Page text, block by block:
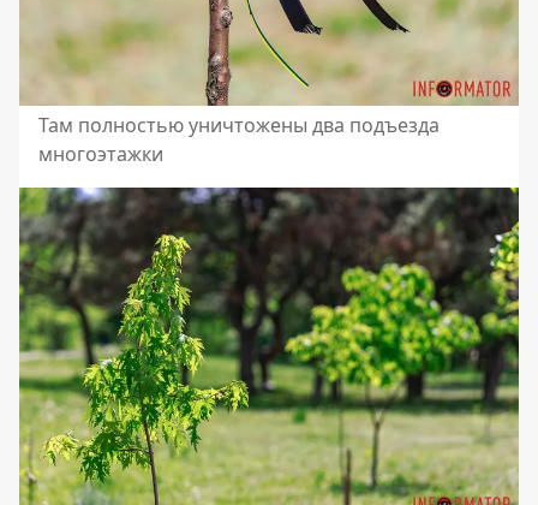
Там полностью уничтожены два подъезда
многоэтажки